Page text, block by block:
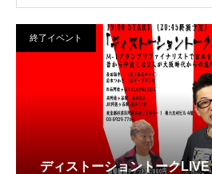
終了イベント
ディストーショントークLIVE